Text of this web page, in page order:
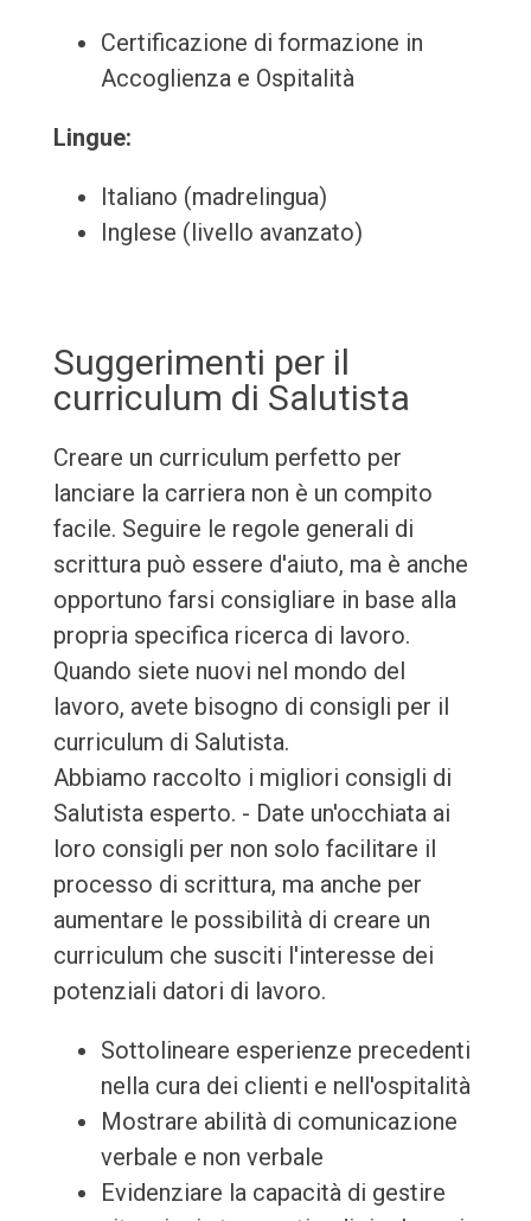
Certificazione di formazione in
Accoglienza e Ospitalità
Lingue:
Italiano (madrelingua)
Inglese (livello avanzato)
Suggerimenti per il
curriculum di Salutista
Creare un curriculum perfetto per
lanciare la carriera non è un compito
facile. Seguire le regole generali di
scrittura può essere d'aiuto, ma è anche
opportuno farsi consigliare in base alla
propria specifica ricerca di lavoro.
Quando siete nuovi nel mondo del
lavoro, avete bisogno di consigli per il
curriculum di Salutista.
Abbiamo raccolto i migliori consigli di
Salutista esperto. - Date un'occhiata ai
loro consigli per non solo facilitare il
processo di scrittura, ma anche per
aumentare le possibilità di creare un
curriculum che susciti l'interesse dei
potenziali datori di lavoro.
Sottolineare esperienze precedenti
nella cura dei clienti e nell'ospitalità
Mostrare abilità di comunicazione
verbale e non verbale
Evidenziare la capacità di gestire